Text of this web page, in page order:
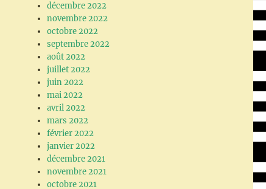
décembre 2022
novembre 2022
octobre 2022
septembre 2022
août 2022
juillet 2022
juin 2022
mai 2022
avril 2022
mars 2022
février 2022
janvier 2022
décembre 2021
novembre 2021
octobre 2021